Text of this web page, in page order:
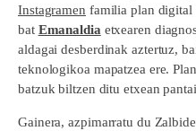
Instagramen familia plan digital
bat Emanaldia etxearen
aldagai desberdinak aztertuz,
teknologikoa mapatzea ere.
batzuk biltzen ditu etxean
Gainera, azpimarratu du